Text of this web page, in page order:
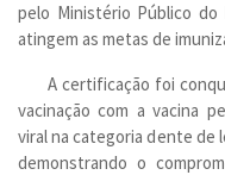
pelo Ministério Público do
atingem as metas de
A certificação foi
vacinação com a vacina
viral na categoria dente de
demonstrando o